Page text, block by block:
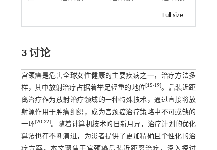
Full size
3 讨论
宫颈癌是危害全球女性健康的主要疾病之一，治疗方法多
样，其中放射治疗占据着举足轻重的地位 15-19 。后装近距
离治疗作为放射治疗领域的一种特殊技术，通过直接将放
射源作用于肿瘤组织，成为宫颈癌治疗策略中不可或缺的
一环 [20-22 。随着计算机技术的日新月异，治疗计划的优化
算法也在不断演进，为患者提供了更加精确且个性化的治